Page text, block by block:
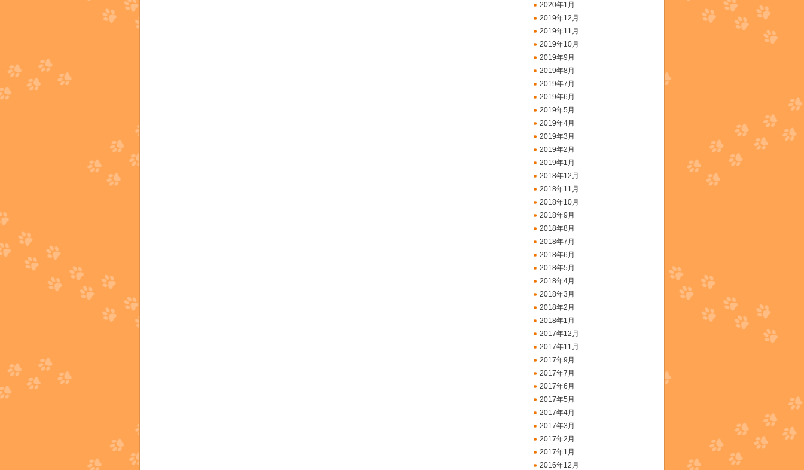
2020年1月
2019年12月
2019年11月
2019年10月
2019年9月
2019年8月
2019年7月
2019年6月
2019年5月
2019年4月
2019年3月
2019年2月
2019年1月
2018年12月
2018年11月
2018年10月
2018年9月
2018年8月
2018年7月
2018年6月
2018年5月
2018年4月
2018年3月
2018年2月
2018年1月
2017年12月
2017年11月
2017年9月
2017年7月
2017年6月
2017年5月
2017年4月
2017年3月
2017年2月
2017年1月
2016年12月